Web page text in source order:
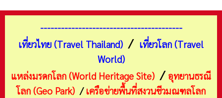
-----------------------------------------
เที่ยวไทย (Travel Thailand) / เที่ยวโลก (Travel
World)
แหล่งมรดกโลก (World Heritage Site) /อุทยานธรณี
โลก (Geo Park) /เครือข่ายพื้นที่สงวนชีวมณฑลโลก